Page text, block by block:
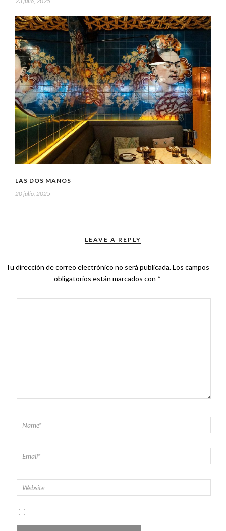
LAS DOS MANOS
20 julio, 2025
LEAVE A REPLY
Tu dirección de correo electrónico no será publicada.Los campos
obligatorios están marcados con *